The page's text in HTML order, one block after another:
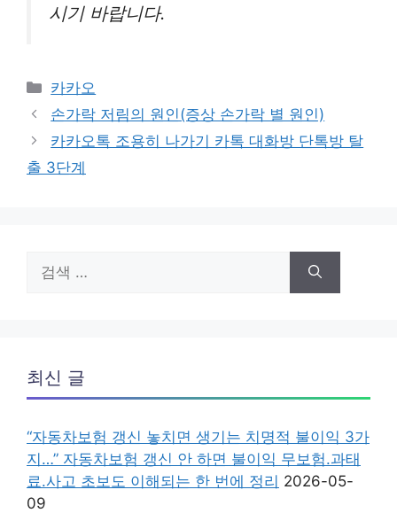
시기 바랍니다.
카
테
리
카카오
손가락 저림의 원인(증상 손가락 별 원인)
카카오톡 조용히 나가기 카톡 대화방 단톡방 탈
출 3단계
색:
최신 글
“자동차보험 갱신 놓치면 생기는 치명적 불이익 3가
지…” 자동차보험 갱신 안 하면 불이익 무보험.과태
료.사고 초보도 이해되는 한 번에 정리 2026-05-
09